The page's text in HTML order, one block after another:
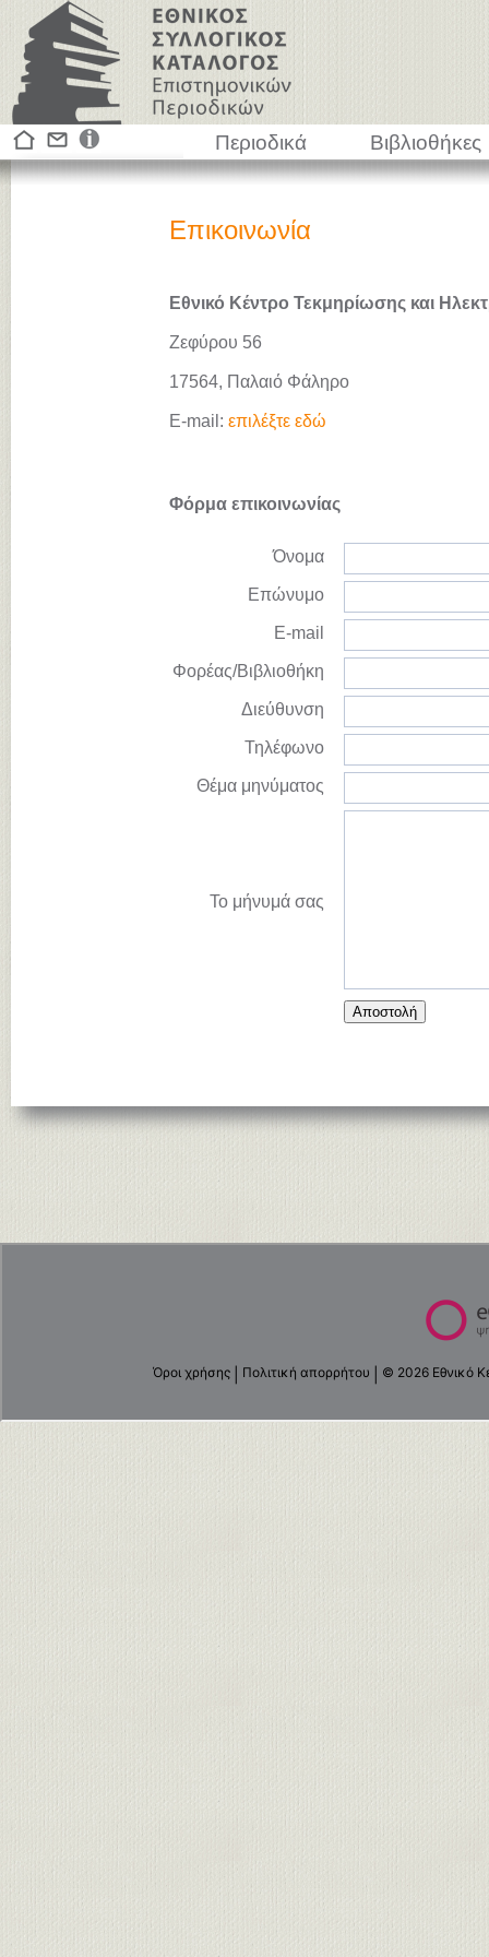
Περιοδικά Βιβλιοθήκες
Επικοινωνία
Εθνικό Κέντρο Τεκμηρίωσης και
Ζεφύρου 56
17564, Παλαιό Φάληρο
E-mail: επιλέξτε εδώ
Φόρμα επικοινωνίας
Όνομα
Επώνυμο
E-mail
Φορέας/Βιβλιοθήκη
Διεύθυνση
Τηλέφωνο
Θέμα μηνύματος
Το μήνυμά σας
Αποστολή